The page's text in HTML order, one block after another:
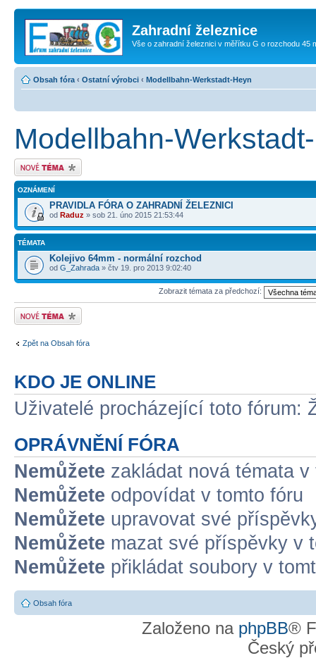
Zahradní železnice
Vše o zahradní železnici v měřítku G o rozchodu 45
Obsah fóra ‹ Ostatní výrobci ‹ Modellbahn-Werkstadt-Heyn
Modellbahn-
Odeslat nové téma
OZNÁMENÍ
PRAVIDLA FÓRA O ZAHRADNÍ ŽELEZNICI
od Raduz » sob 21. úno 2015 21:53:44
TÉMATA
Kolejivo 64mm - normální rozchod
od G_Zahrada » čtv 19. pro 2013 9:02:40
Zobrazit témata za předchozí:
Odeslat nové téma
Zpět na Obsah fóra
KDO JE ONLINE
Uživatelé procházející toto fórum:
OPRÁVNĚNÍ FÓRA
Nemůžete zakládat nová témata v
Nemůžete odpovídat v tomto fóru
Nemůžete upravovat své
Nemůžete mazat své příspěvky v
Nemůžete přikládat soubory v
Obsah fóra
Založeno na phpBB®
Český